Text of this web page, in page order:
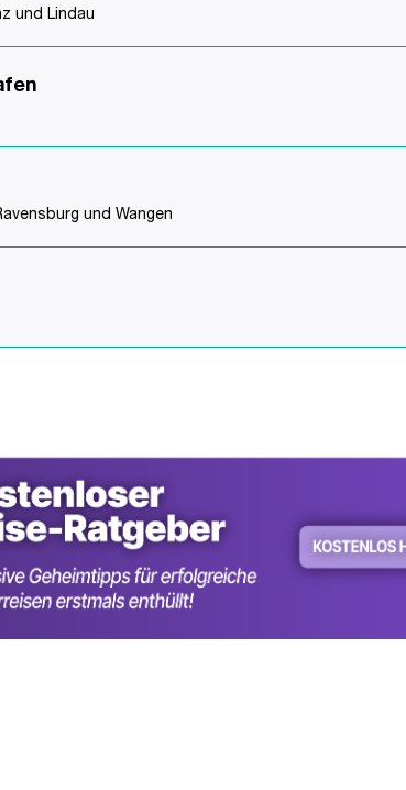
und Lindau
und Wangen